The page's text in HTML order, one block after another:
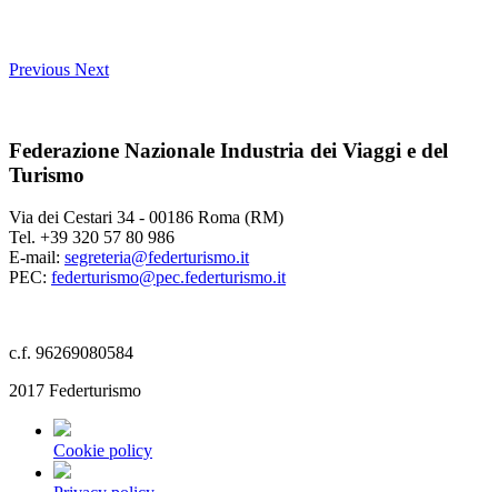
Previous Next
Federazione Nazionale Industria dei Viaggi e del
Turismo
Via dei Cestari 34 - 00186 Roma (RM)
Tel. +39 320 57 80 986
E-mail: segreteria@federturismo.it
PEC: federturismo@pec.federturismo.it
c.f. 96269080584
2017 Federturismo
Cookie policy